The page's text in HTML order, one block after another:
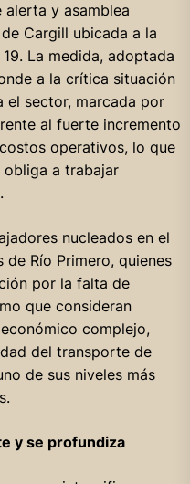
alerta y asamblea
Cargill ubicada a la
La medida, adoptada
a la crítica situación
el sector, marcada por
al fuerte incremento
operativos, lo que
a trabajar
nucleados en el
Río Primero, quienes
por la falta de
que consideran
complejo,
del transporte de
de sus niveles más
y se profundiza